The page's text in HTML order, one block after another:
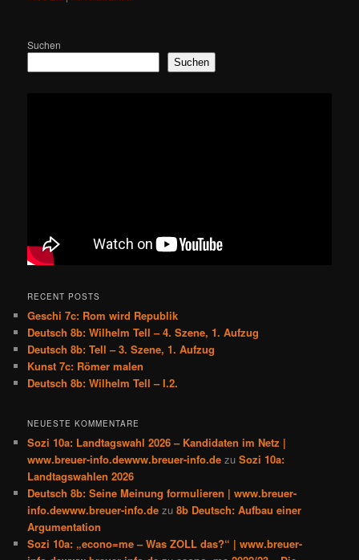
Suchen
Suchen
RECENT POSTS
Geschi 7c: Rom wird Republik
Deutsch 8b: Wilhelm Tell – 4. Szene, 1. Aufzug
Deutsch 8b: Tell – 3. Szene, 1. Aufzug
Kunst 7c: Römer malen
Deutsch 8b: Wilhelm Tell – I.2.
NEUESTE KOMMENTARE
Sozi 10a: Landtagswahl 2026 – Kandidaten im Netz |
www.breuer-info.dewww.breuer-info.de zuSozi 10a:
Landtagswahlen 2026
Deutsch 8b: Seine Meinung formulieren | www.breuer-
info.dewww.breuer-info.de zu8b Deutsch: Aufbau einer
Argumentation
Sozi 10a: „econo=me – Was ZOLL das?“ | www.breuer-